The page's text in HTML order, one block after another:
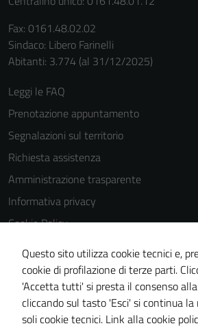
Fax: 0161.48.02.02
Sindaco: Libero Farinelli
Abitanti: 3.774 (al 31/12/2025)
Leggi le FAQ
Prenotazione appuntamento
Segnalazioni sul territorio
Richiesta assistenza
Amministrazione trasparente
Informativa privacy
Cookie Policy
Note legali
Dichiarazione di accessibilità
Piano di miglioramento del sito
Statistiche sito web
Questo sito utilizza cookie tecnici e,
cookie di profilazione di terze parti.
'Accetta tutti' si presta il consenso
cliccando sul tasto 'Esci' si continua la
soli cookie tecnici. Link alla cookie